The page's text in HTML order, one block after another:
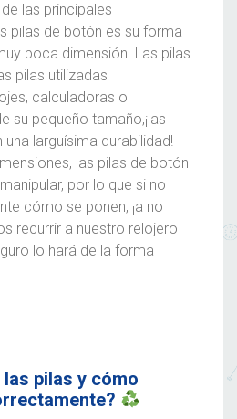
las principales
pilas de botón es su forma
poca dimensión. Las pilas
pilas utilizadas
calculadoras o
su pequeño tamaño,¡las
larguísima durabilidad!
las pilas de botón
por lo que si no
cómo se ponen, ¡a no
recurrir a nuestro relojero
lo hará de la forma
pilas y cómo